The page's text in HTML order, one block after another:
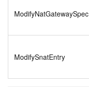
ModifyNatGatewaySpec
ModifySnatEntry